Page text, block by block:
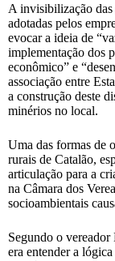
A invisibilização das
adotadas pelos
evocar a ideia de
implementação dos
econômico” e
associação entre
a construção deste
minérios no local.
Uma das formas de
rurais de Catalão,
articulação para a
na Câmara dos
socioambientais
Segundo o
era entender a